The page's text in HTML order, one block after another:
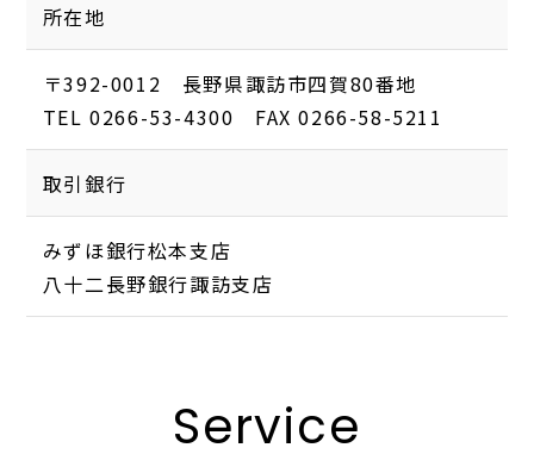
所在地
〒392-0012 長野県諏訪市四賀80番地
TEL 0266-53-4300 FAX 0266-58-5211
取引銀行
みずほ銀行松本支店
八十二長野銀行諏訪支店
Service